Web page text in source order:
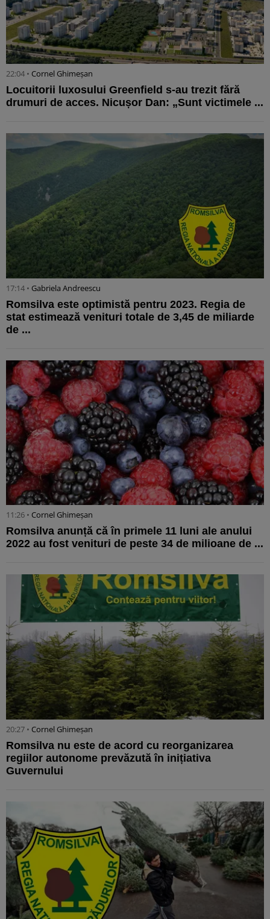
22:04 • Cornel Ghimeșan
Locuitorii luxosului Greenfield s-au trezit fără
drumuri de acces. Nicușor Dan: „Sunt victimele ...
17:14 • Gabriela Andreescu
Romsilva este optimistă pentru 2023. Regia de
stat estimează venituri totale de 3,45 de miliarde
de ...
11:26 • Cornel Ghimeșan
Romsilva anunță că în primele 11 luni ale anului
2022 au fost venituri de peste 34 de milioane de ...
20:27 • Cornel Ghimeșan
Romsilva nu este de acord cu reorganizarea
regiilor autonome prevăzută în inițiativa
Guvernului